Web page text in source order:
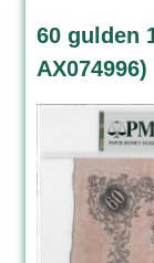
60 gulden
AX074996)